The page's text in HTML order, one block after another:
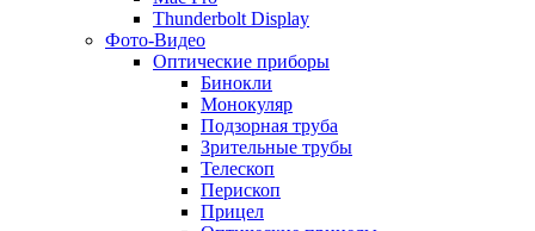
Thunderbolt Display
Фото-Видео
Оптические приборы
Бинокли
Монокуляр
Подзорная труба
Зрительные трубы
Телескоп
Перископ
Прицел